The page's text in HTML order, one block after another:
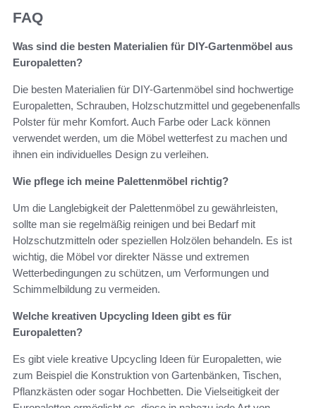
FAQ
Was sind die besten Materialien für DIY-Gartenmöbel aus
Europaletten?
Die besten Materialien für DIY-Gartenmöbel sind hochwertige
Europaletten, Schrauben, Holzschutzmittel und gegebenenfalls
Polster für mehr Komfort. Auch Farbe oder Lack können
verwendet werden, um die Möbel wetterfest zu machen und
ihnen ein individuelles Design zu verleihen.
Wie pflege ich meine Palettenmöbel richtig?
Um die Langlebigkeit der Palettenmöbel zu gewährleisten,
sollte man sie regelmäßig reinigen und bei Bedarf mit
Holzschutzmitteln oder speziellen Holzölen behandeln. Es ist
wichtig, die Möbel vor direkter Nässe und extremen
Wetterbedingungen zu schützen, um Verformungen und
Schimmelbildung zu vermeiden.
Welche kreativen Upcycling Ideen gibt es für
Europaletten?
Es gibt viele kreative Upcycling Ideen für Europaletten, wie
zum Beispiel die Konstruktion von Gartenbänken, Tischen,
Pflanzkästen oder sogar Hochbetten. Die Vielseitigkeit der